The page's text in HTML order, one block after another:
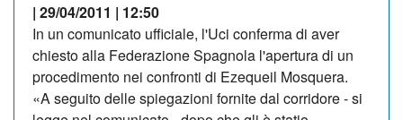
| 29/04/2011 | 12:50
In un comunicato ufficiale, l'Uci conferma di aver
chiesto alla Federazione Spagnola l'apertura di un
procedimento nei confronti di Ezequeil Mosquera.
«A seguito delle spiegazioni fornite dal corridore - si